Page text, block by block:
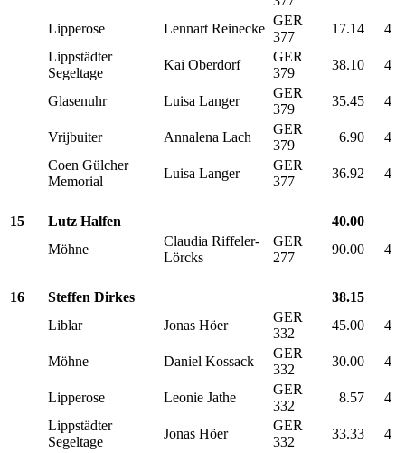
Lipperose
Lennart Reinecke
GER
377
17.14
4
Lippstädter
Segeltage
Kai Oberdorf
GER
379
38.10 4
Glasenuhr Luisa Langer
GER
379
35.45 4
Vrijbuiter Annalena Lach
GER
379
6.90
4
Coen Gülcher
Memorial
Luisa Langer
GER
377
36.92 4
15 Lutz Halfen
40.00
Möhne
Claudia Riffeler-
Lörcks
GER
277
90.00 4
16 Steffen Dirkes
38.15
Liblar
Jonas Höer
GER
332
45.00 4
Möhne Daniel Kossack
GER
332
30.00 4
Lipperose Leonie Jathe
GER
332
8.57
4
Lippstädter
Segeltage
Jonas Höer
GER
332
33.33 4